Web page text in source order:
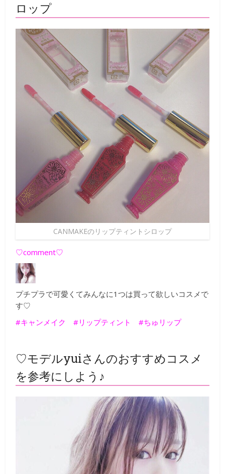
ロップ
CANMAKEのリップティントシロップ
♡comment♡
プチプラで可愛くてみんなに1つは買って欲しいコスメで
す♡
#キャンメイク #リップティント #ちゅリップ
♡モデルyuiさんのおすすめコスメ
を参考にしよう♪